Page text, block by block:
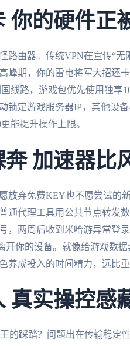
你的硬件正
路由器。传统VPN在宣传“
峰期，你的雷电将军大招还
线路，游戏包优先使用独享
锁定游戏服务器IP，其他设
能提升操作上限。
加速器比
放弃免费KEY也不愿尝试的
通代理工具用公共节点转发
，两周后收到米哈游异常登
开你的设备。就像给游戏数
养成投入的时间精力，远比
真实操控感
的踩踏？问题出在传输稳定